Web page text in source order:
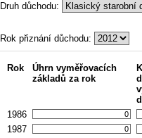
Druh důchodu:
Rok přiznání důchodu:
Rok
Úhrn vyměřovacích
základů za rok
1986
1987